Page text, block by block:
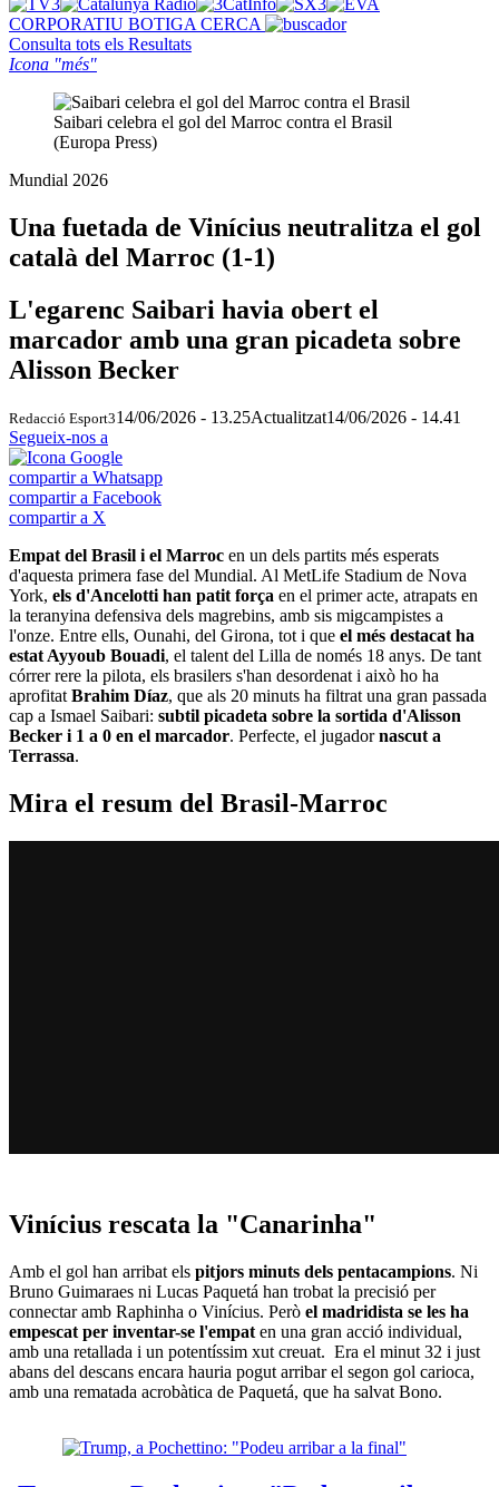
CORPORATIU BOTIGA CERCA
Consulta tots els Resultats
Icona "més"
Saibari celebra el gol del Marroc contra el Brasil
(Europa Press)
Mundial 2026
Una fuetada de Vinícius neutralitza el gol
català del Marroc (1-1)
L'egarenc Saibari havia obert el
marcador amb una gran picadeta sobre
Alisson Becker
Redacció Esport314/06/2026 - 13.25Actualitzat14/06/2026 - 14.41
Segueix-nos a
compartir a Whatsapp
compartir a Facebook
compartir a X
Empat del Brasil i el Marroc en un dels partits més esperats
d'aquesta primera fase del Mundial. Al MetLife Stadium de Nova
York, els d'Ancelotti han patit força en el primer acte, atrapats en
la teranyina defensiva dels magrebins, amb sis migcampistes a
l'onze. Entre ells, Ounahi, del Girona, tot i que el més destacat ha
estat Ayyoub Bouadi, el talent del Lilla de només 18 anys. De tant
córrer rere la pilota, els brasilers s'han desordenat i això ho ha
aprofitat Brahim Díaz, que als 20 minuts ha filtrat una gran passada
cap a Ismael Saibari: subtil picadeta sobre la sortida d'Alisson
Becker i 1 a 0 en el marcador. Perfecte, el jugadornascut a
Terrassa.
Mira el resum del Brasil-Marroc
Vinícius rescata la "Canarinha"
Amb el gol han arribat els pitjors minuts dels pentacampions. Ni
Bruno Guimaraes ni Lucas Paquetá han trobat la precisió per
connectar amb Raphinha o Vinícius. Però el madridista se les ha
empescat per inventar-se l'empat en una gran acció individual,
amb una retallada i un potentíssim xut creuat. Era el minut 32 i just
abans del descans encara hauria pogut arribar el segon gol carioca,
amb una rematada acrobàtica de Paquetá, que ha salvat Bono.